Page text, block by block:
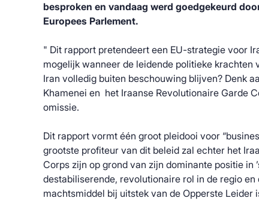
besproken en vandaag werd goedgekeurd
Europees Parlement.
" Dit rapport pretendeert een EU-strategie voor
mogelijk wanneer de leidende politieke krachten
Iran volledig buiten beschouwing blijven? Denk
Khamenei en het Iraanse Revolutionaire Garde
omissie.
Dit rapport vormt één groot pleidooi voor
grootste profiteur van dit beleid zal echter het
Corps zijn op grond van zijn dominante positie in
destabiliserende, revolutionaire rol in de regio
machtsmiddel bij uitstek van de Opperste Leider